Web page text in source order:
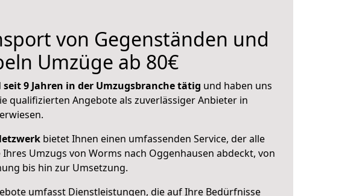
von Gegenständen und
Umzüge ab 80€
seit 9 Jahren in der Umzugsbranche tätig und haben uns
qualifizierten Angebote als zuverlässiger Anbieter in
bietet Ihnen einen umfassenden Service, der alle
Ihres Umzugs von Worms nach Oggenhausen abdeckt, von
bis hin zur Umsetzung.
umfasst Dienstleistungen, die auf Ihre Bedürfnisse